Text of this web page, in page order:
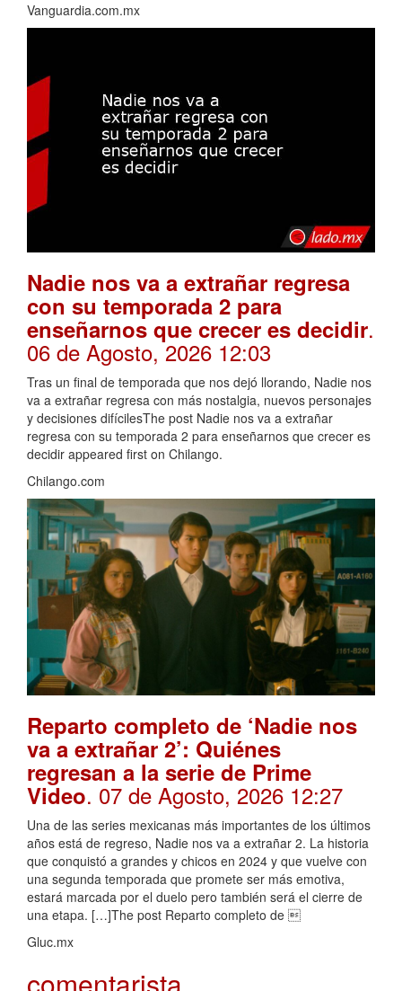
Vanguardia.com.mx
Nadie nos va a extrañar regresa
con su temporada 2 para
enseñarnos que crecer es decidir.
06 de Agosto, 2026 12:03
Tras un final de temporada que nos dejó llorando, Nadie nos
va a extrañar regresa con más nostalgia, nuevos personajes
y decisiones difícilesThe post Nadie nos va a extrañar
regresa con su temporada 2 para enseñarnos que crecer es
decidir appeared first on Chilango.
Chilango.com
Reparto completo de ‘Nadie nos
va a extrañar 2’: Quiénes
regresan a la serie de Prime
Video. 07 de Agosto, 2026 12:27
Una de las series mexicanas más importantes de los últimos
años está de regreso, Nadie nos va a extrañar 2. La historia
que conquistó a grandes y chicos en 2024 y que vuelve con
una segunda temporada que promete ser más emotiva,
estará marcada por el duelo pero también será el cierre de
una etapa. […]The post Reparto completo de 
Gluc.mx